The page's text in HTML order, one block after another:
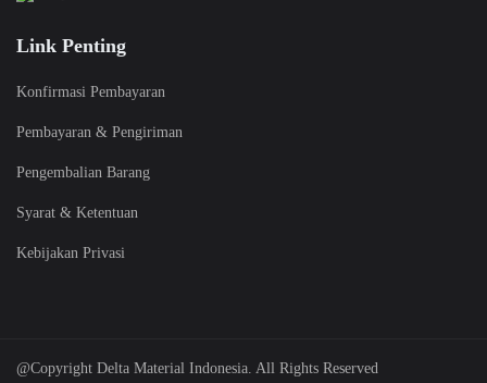
Link Penting
Konfirmasi Pembayaran
Pembayaran & Pengiriman
Pengembalian Barang
Syarat & Ketentuan
Kebijakan Privasi
@Copyright Delta Material Indonesia. All Rights Reserved